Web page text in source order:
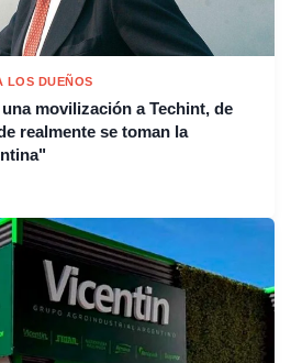
LOS DUEÑOS
movilización a Techint, de
realmente se toman la